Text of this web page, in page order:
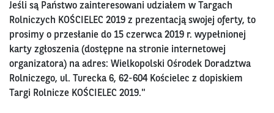
Jeśli są Państwo zainteresowani udziałem w Targach
Rolniczych KOŚCIELEC 2019 z prezentacją swojej oferty, to
prosimy o przesłanie do 15 czerwca 2019 r. wypełnionej
karty zgłoszenia (dostępne na stronie internetowej
organizatora) na adres: Wielkopolski Ośrodek Doradztwa
Rolniczego, ul. Turecka 6, 62-604 Kościelec z dopiskiem
Targi Rolnicze KOŚCIELEC 2019."